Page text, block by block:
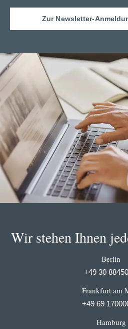
Zur Newsletter-
Wir stehen Ihnen
Berlin
+49 30
Frankfurt am
+49 69
Hamburg